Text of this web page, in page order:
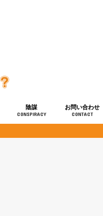
陰謀
CONSPIRACY
お問い合わせ
CONTACT